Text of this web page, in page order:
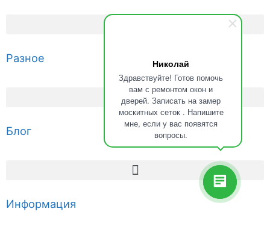
Николай
Здравствуйте! Готов помочь
вам с ремонтом окон и
дверей. Записать на замер
москитных сеток . Напишите
мне, если у вас появятся
вопросы.
Разное
Блог
Информация